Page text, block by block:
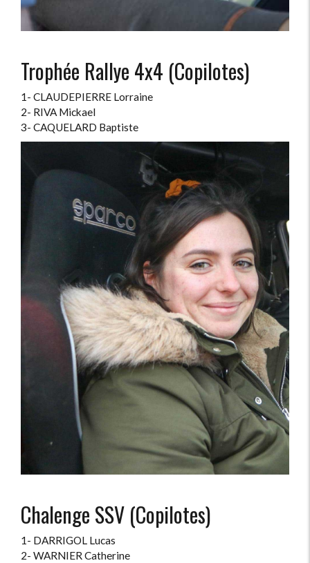
Trophée Rallye 4x4 (Copilotes)
1- CLAUDEPIERRE Lorraine
2- RIVA Mickael
3- CAQUELARD Baptiste
Chalenge SSV (Copilotes)
1- DARRIGOL Lucas
2- WARNIER Catherine